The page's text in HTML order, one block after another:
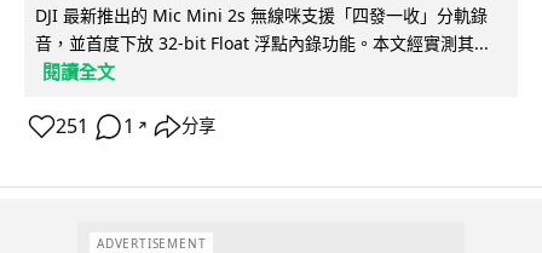
DJI 最新推出的 Mic Mini 2s 無線咪支援「四發一收」分軌錄
音，並首度下放 32-bit Float 浮點內錄功能。本文經實測其...
閱讀全文
251 1 ↗ 分享
ADVERTISEMENT